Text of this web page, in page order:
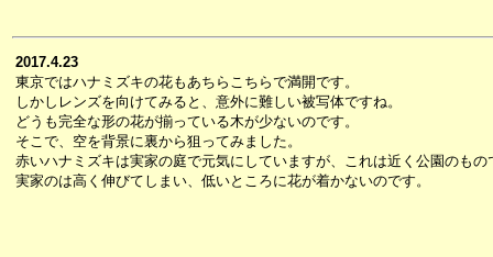
2017.4.23
東京ではハナミズキの花もあちらこちらで満開です。
しかしレンズを向けてみると、意外に難しい被写体ですね。
どうも完全な形の花が揃っている木が少ないのです。
そこで、空を背景に裏から狙ってみました。
赤いハナミズキは実家の庭で元気にしていますが、これは近く公園のもの
実家のは高く伸びてしまい、低いところに花が着かないのです。